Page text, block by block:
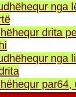
nga
drita
nga